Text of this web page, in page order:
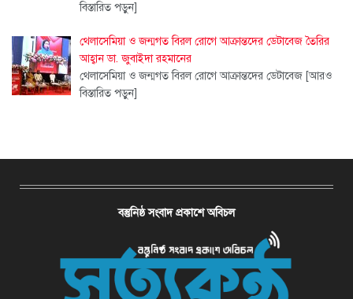
বিস্তারিত পড়ুন]
থেলাসেমিয়া ও জন্মগত বিরল রোগে আক্রান্তদের ডেটাবেজ তৈরির
আহ্বান ডা. জুবাইদা রহমানের
থেলাসেমিয়া ও জন্মগত বিরল রোগে আক্রান্তদের ডেটাবেজ [আরও
বিস্তারিত পড়ুন]
বস্তুনিষ্ঠ সংবাদ প্রকাশে অবিচল